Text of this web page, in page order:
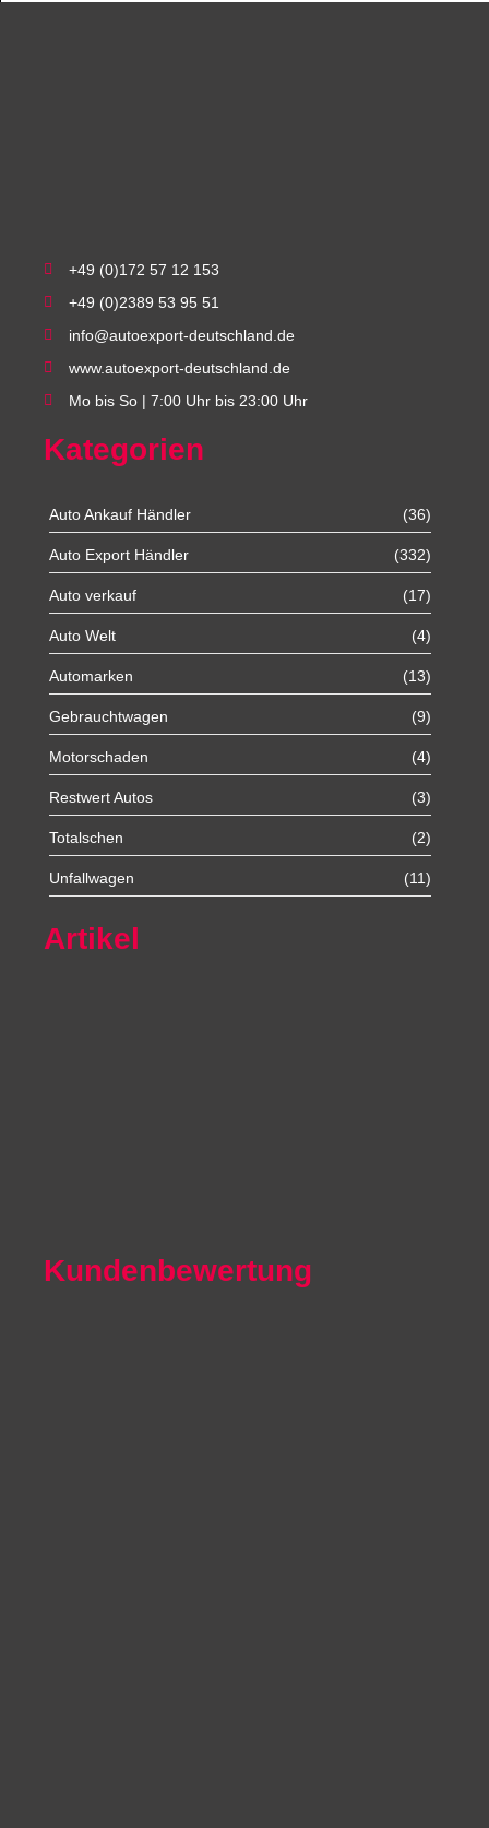
+49 (0)172 57 12 153
+49 (0)2389 53 95 51
info@autoexport-deutschland.de
www.autoexport-deutschland.de
Mo bis So | 7:00 Uhr bis 23:00 Uhr
Kategorien
Auto Ankauf Händler (36)
Auto Export Händler (332)
Auto verkauf (17)
Auto Welt (4)
Automarken (13)
Gebrauchtwagen (9)
Motorschaden (4)
Restwert Autos (3)
Totalschen (2)
Unfallwagen (11)
Artikel
Kundenbewertung